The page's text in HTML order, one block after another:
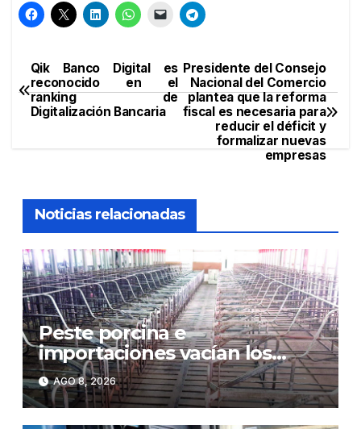
Navegación
de
Presidente del Consejo
Nacional del Comercio
plantea que la reforma
fiscal es necesaria para
reducir el déficit y
formalizar nuevas
empresas
Qik Banco Digital es
reconocido en el
ranking de
Digitalización Bancaria
Noticias relacionadas
Peste porcina e
importaciones vacían los
corrales de Monte Adentro en
Licey
AGO 8, 2026